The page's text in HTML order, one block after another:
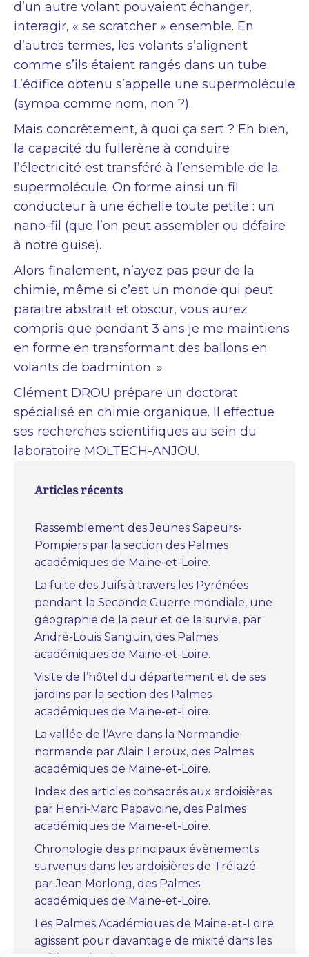
d’un autre volant pouvaient échanger,
interagir, « se scratcher » ensemble. En
d’autres termes, les volants s’alignent
comme s’ils étaient rangés dans un tube.
L’édifice obtenu s’appelle une supermolécule
(sympa comme nom, non ?).
Mais concrètement, à quoi ça sert ? Eh bien,
la capacité du fullerène à conduire
l’électricité est transféré à l’ensemble de la
supermolécule. On forme ainsi un fil
conducteur à une échelle toute petite : un
nano-fil (que l’on peut assembler ou défaire
à notre guise).
Alors finalement, n’ayez pas peur de la
chimie, même si c’est un monde qui peut
paraitre abstrait et obscur, vous aurez
compris que pendant 3 ans je me maintiens
en forme en transformant des ballons en
volants de badminton. »
Clément DROU prépare un doctorat
spécialisé en chimie organique. Il effectue
ses recherches scientifiques au sein du
laboratoire MOLTECH-ANJOU.
Articles récents
Rassemblement des Jeunes Sapeurs-
Pompiers par la section des Palmes
académiques de Maine-et-Loire.
La fuite des Juifs à travers les Pyrénées
pendant la Seconde Guerre mondiale, une
géographie de la peur et de la survie, par
André-Louis Sanguin, des Palmes
académiques de Maine-et-Loire.
Visite de l’hôtel du département et de ses
jardins par la section des Palmes
académiques de Maine-et-Loire.
La vallée de l’Avre dans la Normandie
normande par Alain Leroux, des Palmes
académiques de Maine-et-Loire.
Index des articles consacrés aux ardoisières
par Henri-Marc Papavoine, des Palmes
académiques de Maine-et-Loire.
Chronologie des principaux évènements
survenus dans les ardoisières de Trélazé
par Jean Morlong, des Palmes
académiques de Maine-et-Loire.
Les Palmes Académiques de Maine-et-Loire
agissent pour davantage de mixité dans les